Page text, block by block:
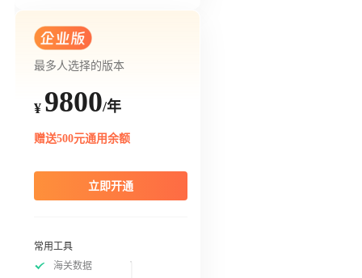
最多人选择的版本
¥ 9800/年
赠送500元通用余额
立即开通
常用工具
海关数据